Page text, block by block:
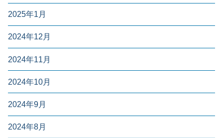
2025年1月
2024年12月
2024年11月
2024年10月
2024年9月
2024年8月